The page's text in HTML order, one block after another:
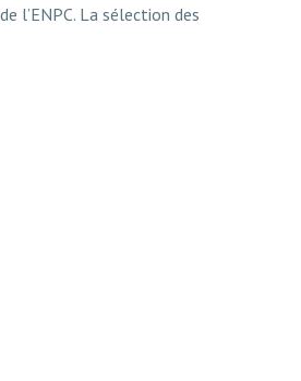
l’ENPC. La sélection des